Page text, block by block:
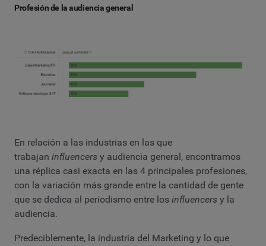
Profesión de la audiencia general
En relación a las industrias en las que
trabajan influencers y audiencia general, encontramos
una réplica casi exacta en las 4 principales profesiones,
con la variación más grande entre la cantidad de gente
que se dedica al periodismo entre los influencers y la
audiencia.
Predeciblemente, la industria del Marketing y lo que